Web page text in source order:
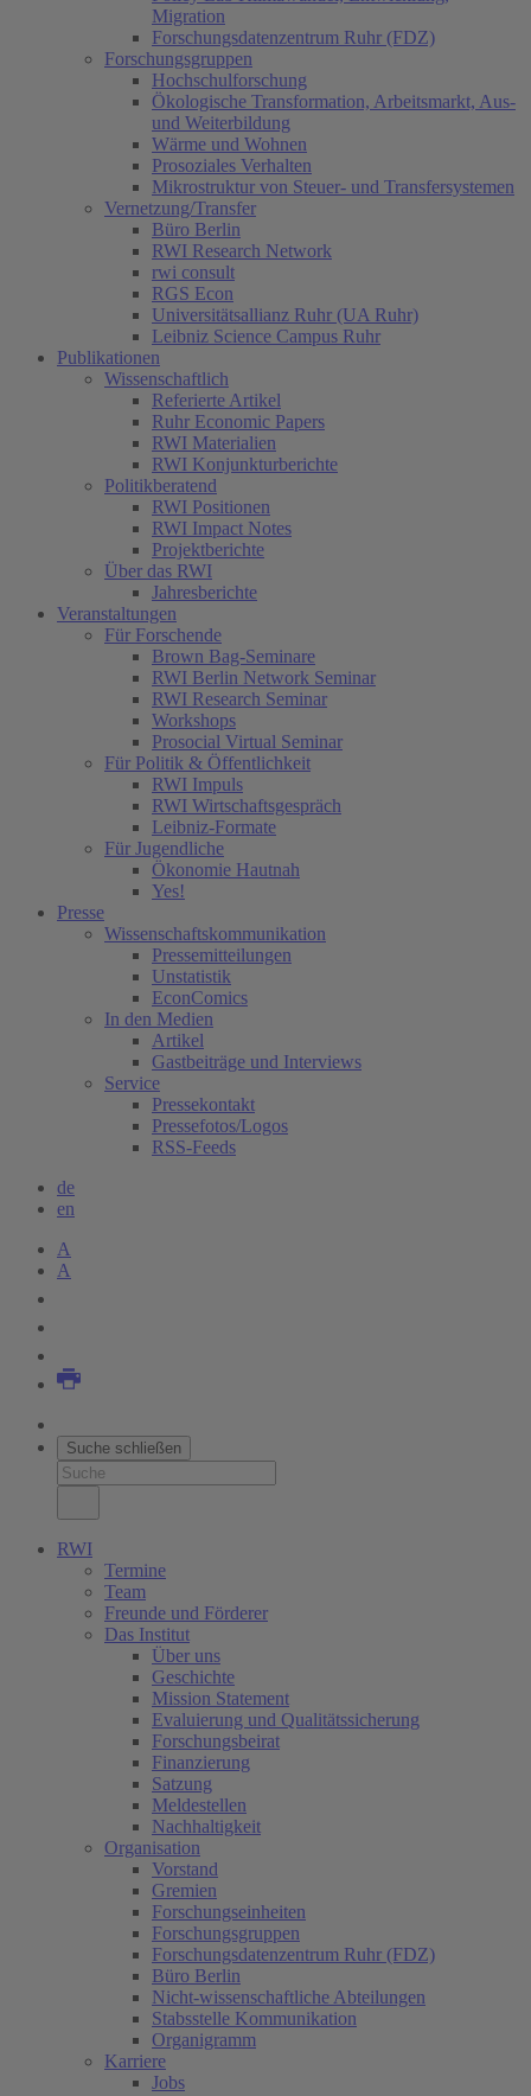
Migration
Forschungsdatenzentrum Ruhr (FDZ)
Forschungsgruppen
Hochschulforschung
Ökologische Transformation, Arbeitsmarkt, Aus-
und Weiterbildung
Wärme und Wohnen
Prosoziales Verhalten
Mikrostruktur von Steuer- und Transfersystemen
Vernetzung/Transfer
Büro Berlin
RWI Research Network
rwi consult
RGS Econ
Universitätsallianz Ruhr (UA Ruhr)
Leibniz Science Campus Ruhr
Publikationen
Wissenschaftlich
Referierte Artikel
Ruhr Economic Papers
RWI Materialien
RWI Konjunkturberichte
Politikberatend
RWI Positionen
RWI Impact Notes
Projektberichte
Über das RWI
Jahresberichte
Veranstaltungen
Für Forschende
Brown Bag-Seminare
RWI Berlin Network Seminar
RWI Research Seminar
Workshops
Prosocial Virtual Seminar
Für Politik & Öffentlichkeit
RWI Impuls
RWI Wirtschaftsgespräch
Leibniz-Formate
Für Jugendliche
Ökonomie Hautnah
Yes!
Presse
Wissenschaftskommunikation
Pressemitteilungen
Unstatistik
EconComics
In den Medien
Artikel
Gastbeiträge und Interviews
Service
Pressekontakt
Pressefotos/Logos
RSS-Feeds
de
en
A
A
Suche schließen
RWI
Termine
Team
Freunde und Förderer
Das Institut
Über uns
Geschichte
Mission Statement
Evaluierung und Qualitätssicherung
Forschungsbeirat
Finanzierung
Satzung
Meldestellen
Nachhaltigkeit
Organisation
Vorstand
Gremien
Forschungseinheiten
Forschungsgruppen
Forschungsdatenzentrum Ruhr (FDZ)
Büro Berlin
Nicht-wissenschaftliche Abteilungen
Stabsstelle Kommunikation
Organigramm
Karriere
Jobs